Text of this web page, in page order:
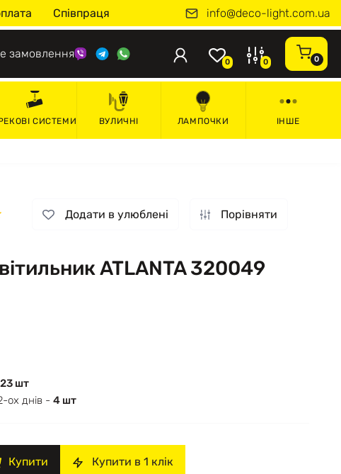
Співпраця info@deco-light.com.ua
замовлення
0 0 0
СИСТЕМИ ВУЛИЧНІ ЛАМПОЧКИ ІНШЕ
Додати в улюблені Порівняти
ATLANTA 320049
23 шт
ох днів - 4 шт
Купити Купити в 1 клік